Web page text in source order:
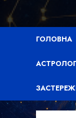
ГОЛОВНА